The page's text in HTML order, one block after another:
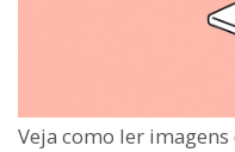
Veja como ler